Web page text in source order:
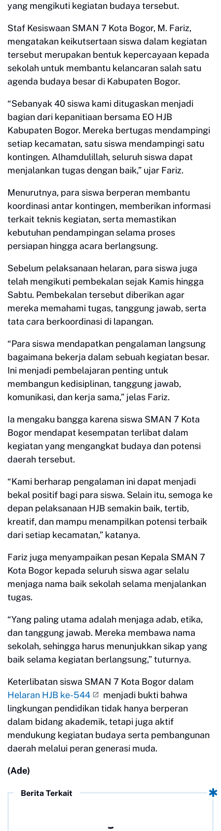
yang mengikuti kegiatan budaya tersebut.
Staf Kesiswaan SMAN 7 Kota Bogor, M. Fariz,
mengatakan keikutsertaan siswa dalam kegiatan
tersebut merupakan bentuk kepercayaan kepada
sekolah untuk membantu kelancaran salah satu
agenda budaya besar di Kabupaten Bogor.
“Sebanyak 40 siswa kami ditugaskan menjadi
bagian dari kepanitiaan bersama EO HJB
Kabupaten Bogor. Mereka bertugas mendampingi
setiap kecamatan, satu siswa mendampingi satu
kontingen. Alhamdulillah, seluruh siswa dapat
menjalankan tugas dengan baik,” ujar Fariz.
Menurutnya, para siswa berperan membantu
koordinasi antar kontingen, memberikan informasi
terkait teknis kegiatan, serta memastikan
kebutuhan pendampingan selama proses
persiapan hingga acara berlangsung.
Sebelum pelaksanaan helaran, para siswa juga
telah mengikuti pembekalan sejak Kamis hingga
Sabtu. Pembekalan tersebut diberikan agar
mereka memahami tugas, tanggung jawab, serta
tata cara berkoordinasi di lapangan.
“Para siswa mendapatkan pengalaman langsung
bagaimana bekerja dalam sebuah kegiatan besar.
Ini menjadi pembelajaran penting untuk
membangun kedisiplinan, tanggung jawab,
komunikasi, dan kerja sama,” jelas Fariz.
Ia mengaku bangga karena siswa SMAN 7 Kota
Bogor mendapat kesempatan terlibat dalam
kegiatan yang mengangkat budaya dan potensi
daerah tersebut.
“Kami berharap pengalaman ini dapat menjadi
bekal positif bagi para siswa. Selain itu, semoga ke
depan pelaksanaan HJB semakin baik, tertib,
kreatif, dan mampu menampilkan potensi terbaik
dari setiap kecamatan,” katanya.
Fariz juga menyampaikan pesan Kepala SMAN 7
Kota Bogor kepada seluruh siswa agar selalu
menjaga nama baik sekolah selama menjalankan
tugas.
“Yang paling utama adalah menjaga adab, etika,
dan tanggung jawab. Mereka membawa nama
sekolah, sehingga harus menunjukkan sikap yang
baik selama kegiatan berlangsung,” tuturnya.
Keterlibatan siswa SMAN 7 Kota Bogor dalam
Helaran HJB ke-544
menjadi bukti bahwa
lingkungan pendidikan tidak hanya berperan
dalam bidang akademik, tetapi juga aktif
mendukung kegiatan budaya serta pembangunan
daerah melalui peran generasi muda.
(Ade)
Berita Terkait